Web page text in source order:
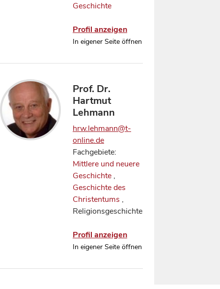
Geschichte
Profil anzeigen
In eigener Seite öffnen
Prof. Dr.
Hartmut
Lehmann
hrw.lehmann@t-
online.de
Fachgebiete:
Mittlere und neuere
Geschichte ,
Geschichte des
Christentums ,
Religionsgeschichte
Profil anzeigen
In eigener Seite öffnen